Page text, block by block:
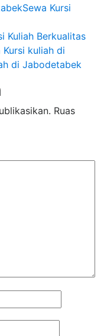
Kursi
Kuliah Berkualitas
kuliah di
di Jabodetabek
Ruas